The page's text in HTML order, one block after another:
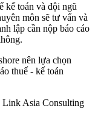
kế toán và đội ngũ
môn sẽ tư vấn và
lập cần nộp báo cáo
nên lựa chọn
thuế - kế toán
Link Asia Consulting